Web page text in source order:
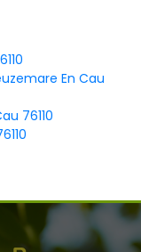
En Cau
76110